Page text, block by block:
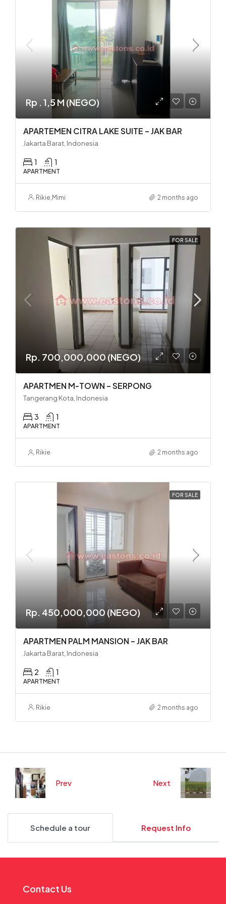
Rp . 1,5 M (NEGO)
APARTEMEN CITRA LAKE SUITE – JAK BAR
Jakarta Barat, Indonesia
1 1
APARTMENT
Rikie Mimi 2 months ago
FOR SALE
Rp. 700,000,000 (NEGO)
APARTMEN M-TOWN – SERPONG
Tangerang Kota, Indonesia
3 1
APARTMENT
Rikie 2 months ago
FOR SALE
Rp. 450,000,000 (NEGO)
APARTMEN PALM MANSION – JAK BAR
Jakarta Barat, Indonesia
2 1
APARTMENT
Rikie 2 months ago
Prev Next
Schedule a tour Request Info
Contact Us